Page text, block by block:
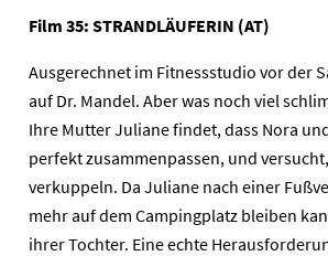
Film 35: STRANDLÄUFERIN (AT)
Ausgerechnet im Fitnessstudio vor der
auf Dr. Mandel. Aber was noch viel
Ihre Mutter Juliane findet, dass Nora
perfekt zusammenpassen, und
verkuppeln. Da Juliane nach einer
mehr auf dem Campingplatz bleiben
ihrer Tochter. Eine echte
Karriere
Kontakt
Newsletter Datenschutz Impressum